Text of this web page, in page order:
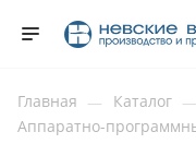
Главная — Каталог —
Аппаратно-